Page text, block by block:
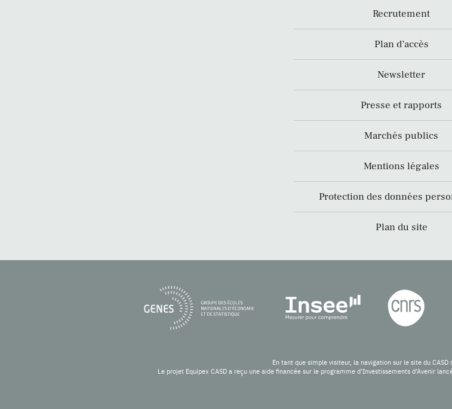
Recrutement
Plan d’accès
Newsletter
Presse et rapports
Marchés publics
Mentions légales
Protection des données
Plan du site
En tant que simple visiteur, la navigation sur le site du CASD
Le projet Equipex CASD a reçu une aide financée sur le programme d’Investissements d’Avenir